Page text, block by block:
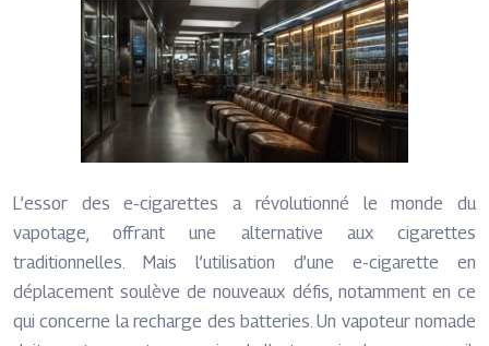
L’essor des e-cigarettes a révolutionné le monde du
vapotage, offrant une alternative aux cigarettes
traditionnelles. Mais l’utilisation d’une e-cigarette en
déplacement soulève de nouveaux défis, notamment en ce
qui concerne la recharge des batteries. Un vapoteur nomade